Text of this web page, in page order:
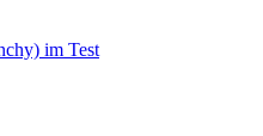
im Test